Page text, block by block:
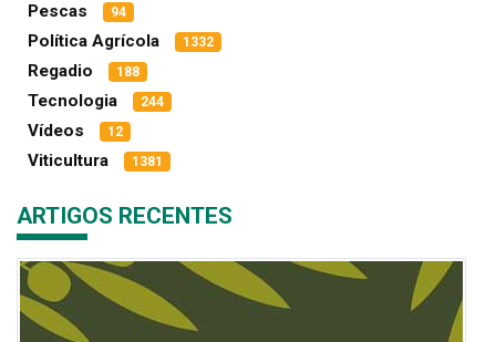
Pescas 94
Política Agrícola 1332
Regadio 188
Tecnologia 244
Vídeos 12
Viticultura 1381
ARTIGOS RECENTES